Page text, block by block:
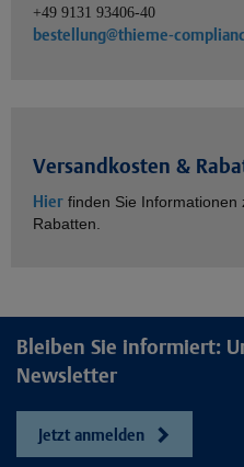
+49 9131 93406-40
bestellung@thieme-
Versandkosten &
Hier finden Sie Informationen
Rabatten.
Bleiben Sie informiert:
Newsletter
Jetzt anmelden